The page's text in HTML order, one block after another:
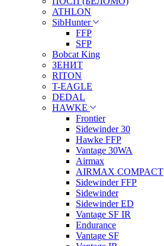
ATHLON
SibHunter
FFP
SFP
Bobcat King
ЗЕНИТ
RITON
T-EAGLE
DEDAL
HAWKE
Frontier
Sidewinder 30
Hawke FFP
Vantage 30WA
Airmax
AIRMAX COMPACT
Sidewinder FFP
Sidewinder
Sidewinder ED
Vantage SF IR
Endurance
Vantage SF